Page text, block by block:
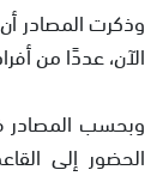
وذكرت المصادر
الآن، عددًا من
وبحسب المصادر
الحضور إلى